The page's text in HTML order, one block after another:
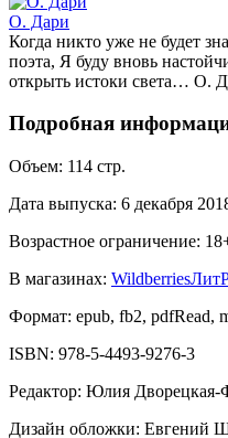
О. Дари
Когда никто уже не будет
поэта, Я буду вновь
открыть истоки света… О.
Подробная
Объем: 114 стр.
Дата выпуска: 6 декабря
Возрастное ограничение: 18
В магазинах: Wildberries
Формат: epub, fb2, pdfRead,
ISBN: 978-5-4493-9276-3
Редактор: Юлия Дворецкая-
Дизайн обложки: Евгений